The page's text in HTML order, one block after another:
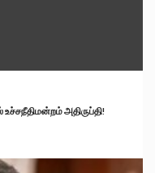
அதிருப்தி!